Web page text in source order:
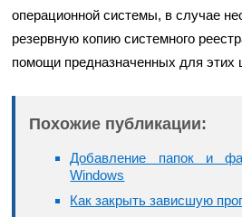
операционной системы, в случае
резервную копию системного
помощи предназначенных для этих
Похожие публикации:
Добавление папок и
Windows
Как закрыть зависшую